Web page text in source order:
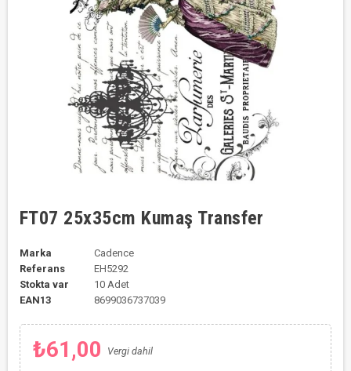
FT07 25x35cm Kumaş Transfer
Marka
Cadence
Referans
EH5292
Stokta var
10 Adet
EAN13
8699036737039
₺61,00 Vergi dahil